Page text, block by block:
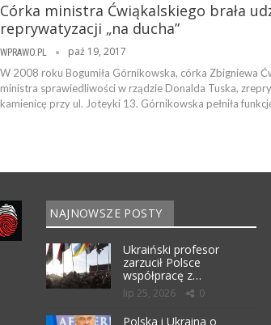
Córka ministra Ćwiąkalskiego brała
reprywatyzacji „na ducha”
WPRAWO.PL paź 19, 2017
W 2008 roku Bogumiła Górnikowska, córka Zbigniewa
ministra sprawiedliwości w rządzie Donalda Tuska,
kamienicę przy ul. Joteyki 13. Górnikowska pełniła
NAJNOWSZE POSTY
Ukraiński profesor
zarzucił Polsce
współpracę z…
lip 25, 2026 0
Polska i Ukraina o